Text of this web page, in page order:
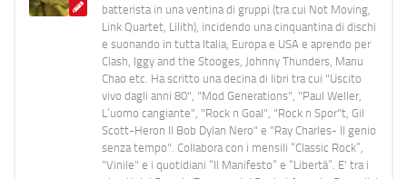
batterista in una ventina di gruppi (tra cui Not Moving,
Link Quartet, Lilith), incidendo una cinquantina di dischi
e suonando in tutta Italia, Europa e USA e aprendo per
Clash, Iggy and the Stooges, Johnny Thunders, Manu
Chao etc. Ha scritto una decina di libri tra cui "Uscito
vivo dagli anni 80", "Mod Generations", "Paul Weller,
L’uomo cangiante", "Rock n Goal", "Rock n Spor"t, Gil
Scott-Heron Il Bob Dylan Nero" e "Ray Charles- Il genio
senza tempo". Collabora con i mensili “Classic Rock”,
"Vinile" e i quotidiani “Il Manifesto” e “Libertà”. E' tra i